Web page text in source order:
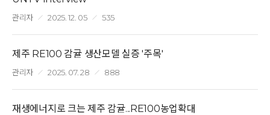
관리자 2025. 12. 05 535
제주 RE100 감귤 생산모델 실증 '주목'
관리자 2025. 07. 28 888
재생에너지로 크는 제주 감귤...RE100농업확대